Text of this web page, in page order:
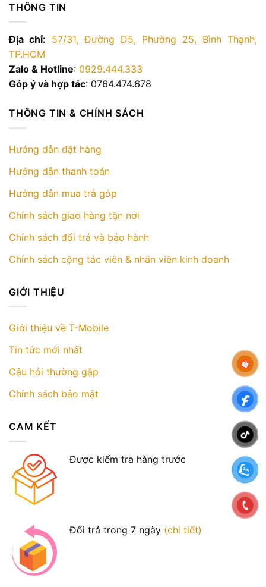
THÔNG TIN
Địa chỉ: 57/31, Đường D5, Phường 25, Bình Thạnh,
TP.HCM
Zalo & Hotline: 0929.444.333
Góp ý và hợp tác: 0764.474.678
THÔNG TIN & CHÍNH SÁCH
Hướng dẫn đặt hàng
Hướng dẫn thanh toán
Hướng dẫn mua trả góp
Chính sách giao hàng tận nơi
Chính sách đổi trả và bảo hành
Chính sách cộng tác viên & nhân viên kinh doanh
GIỚI THIỆU
Giới thiệu về T-Mobile
Tin tức mới nhất
Câu hỏi thường gặp
Chính sách bảo mật
CAM KẾT
Được kiểm tra hàng trước
Đổi trả trong 7 ngày (chi tiết)